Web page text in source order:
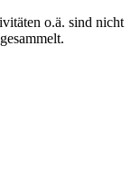
o.ä. sind nicht